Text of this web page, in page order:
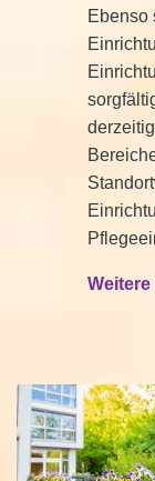
Ebenso